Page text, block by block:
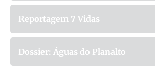
Reportagem 7 Vidas
Dossier: Águas do Planalto